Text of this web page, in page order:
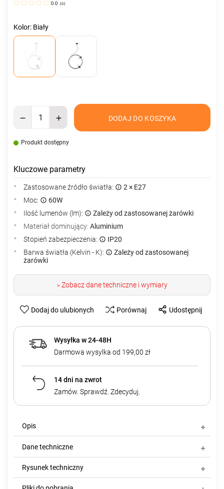
0.0 (0)
Kolor: Biały
DODAJ DO KOSZYKA
Produkt dostępny
Kluczowe parametry
Zastosowane źródło światła:
2 × E27
Moc:
60W
Ilość lumenów (lm):
Zależy od zastosowanej żarówki
Materiał dominujący: Aluminium
Stopień zabezpieczenia:
IP20
Barwa światła (Kelvin - K):
Zależy od zastosowanej
żarówki
>Zobacz dane techniczne i wymiary
Dodaj do ulubionych Porównaj Udostępnij
Wysyłka w 24-48H
Darmowa wysylka od 199,00 zł
14 dni na zwrot
Zamów. Sprawdź. Zdecyduj.
Opis
Dane techniczne
Rysunek techniczny